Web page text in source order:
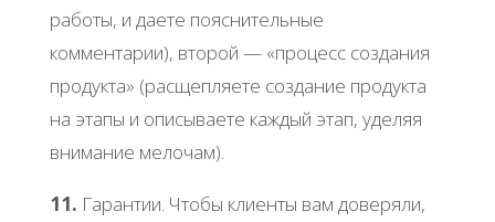
работы, и даете пояснительные
комментарии), второй — «процесс создания
продукта» (расщепляете создание продукта
на этапы и описываете каждый этап, уделяя
внимание мелочам).
11. Гарантии. Чтобы клиенты вам доверяли,